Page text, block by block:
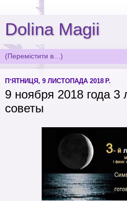
Dolina Magii
ПʼЯТНИЦЯ, 9 ЛИСТОПАДА 2018 Р.
9 ноября 2018 года 3
советы